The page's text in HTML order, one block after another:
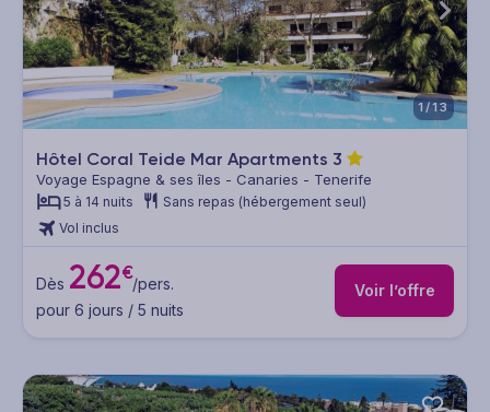
1/13
Hôtel Coral Teide Mar Apartments 3
Voyage Espagne & ses îles - Canaries - Tenerife
5 à 14 nuits
Sans repas (hébergement seul)
Vol inclus
Dès 262€/pers.
pour 6 jours / 5 nuits
Voir l’offre